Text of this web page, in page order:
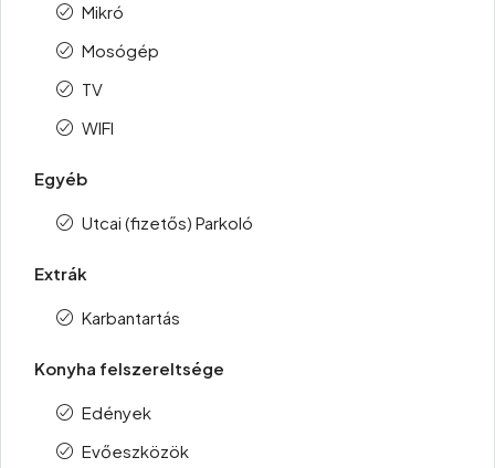
Mikró
Mosógép
TV
WIFI
Egyéb
Utcai (fizetős) Parkoló
Extrák
Karbantartás
Konyha felszereltsége
Edények
Evőeszközök